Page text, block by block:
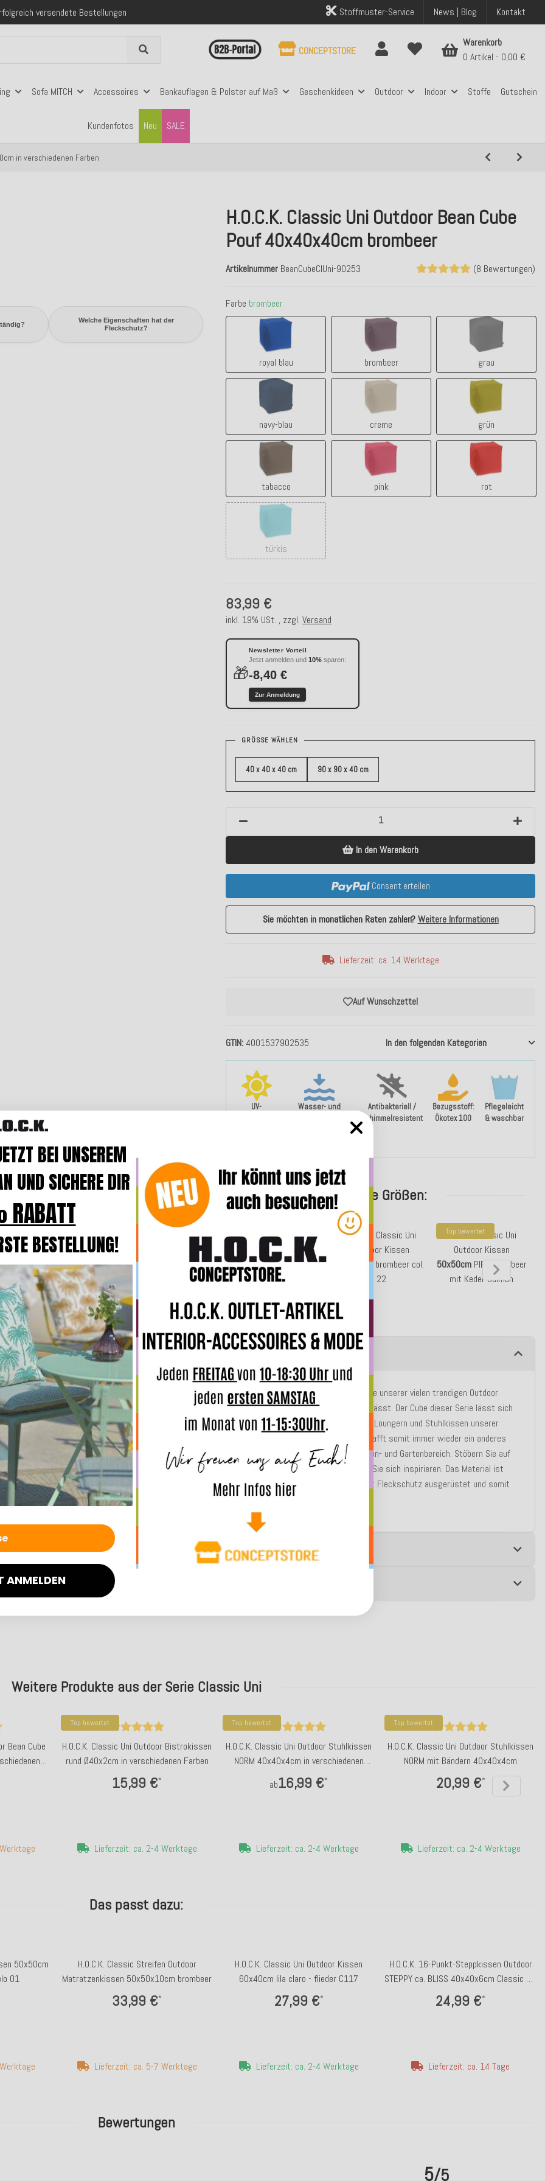
versendete Bestellungen
Klarna, PayPal & Amazon Pay
Stoffmuster-Service News | Blog Kontakt
Sofa MITCH Accessoires Bankauflagen & Polster auf Maß Geschenkideen Outdoor Indoor Stoffe Gutschein
Kundenfotos SALE
Neu
CONCEPTSTORE
Warenkorb
0 Artikel
0,00 €
in verschiedenen Farben
Welche Eigenschaften hat der
Fleckschutz?
H.O.C.K. Classic Uni Outdoor Bean Cube
Pouf 40x40x40cm brombeer
(8 Bewertungen)
Artikelnummer BeanCubeClUni-90253
UV-
Wasser- und
Antibakteriell /
schimmelresistent
Bezugsstoff:
Ökotex 100
Pflegeleicht
& waschbar
GTIN 4001537902535 In den folgenden Kategorien
Farbe brombeer
royal blau
royal blau
brombeer
brombeer
grau
grau
navy-blau
navy-blau
creme
creme
grün
grün
tabacco
tabacco
pink
pink
rot
rot
türkis
türkis
83,99 €
inkl. 19% USt. , zzgl.Versand
🎁
Newsletter Vorteil
Jetzt anmelden und10% sparen:
-8,40 €
Zur Anmeldung
Auf Wunschzettel
GRÖSSE WÄHLEN
40 x 40 x 40 cm 90 x 90 x 40 cm
In den Warenkorb
Consent erteilen
Sie möchten in monatlichen Raten zahlen?Weitere Informationen
Lieferzeit: ca. 14 Werktage
weitere Größen:
H.O.C.K. Classic Uni
Outdoor Sitzkissen
CLOU50x50x5cm
brombeer
H.O.C.K. Classic Uni
Outdoor Kissen
50x30cmbrombeer col.
22
Top bewertet
H.O.C.K. Classic Uni
Outdoor Kissen
50x50cmPIPE brombeer
mit Keder salmon
Beschreibung
Die Outdoor-Serie Classic Uni ist eine unserer vielen trendigen Outdoor
Serien die sich perfekt kombinieren lässt. Der Cube dieser Serie lässt sich
mit vielen Kissen, Matratzenkissen, Loungern und Stuhlkissen unserer
Outdoor-Serien kombinieren und schafft somit immer wieder ein anderes
schönes Ambiente in Ihrem Terrassen- und Gartenbereich. Stöbern Sie auf
unseren
Outdoor-Seiten
und lassen Sie sich inspirieren. Das Material ist
wasserabweisend, lichtecht und mit Fleckschutz ausgerüstet und somit
perfekt für Ihren Outdoor Bereich.
Merkmale
Bewertungen
5/5
Weitere Produkte aus der Serie Classic Uni
Bean Cube
Top bewertet
H.O.C.K. Classic Uni Outdoor Bistrokissen
rund Ø40x2cm in verschiedenen Farben
15,99 €*
Lieferzeit: ca. 2-4 Werktage
Top bewertet
H.O.C.K. Classic Uni Outdoor Stuhlkissen
NORM 40x40x4cm in verschiedenen
Farben
ab16,99 €*
Lieferzeit: ca. 2-4 Werktage
Top bewertet
H.O.C.K. Classic Uni Outdoor Stuhlkissen
NORM mit Bändern 40x40x4cm
20,99 €*
Lieferzeit: ca. 2-4 Werktage
Das passt dazu:
50x50cm
01
H.O.C.K. Classic Streifen Outdoor
Matratzenkissen 50x50x10cm brombeer
33,99 €*
Lieferzeit: ca. 5-7 Werktage
H.O.C.K. Classic Uni Outdoor Kissen
60x40cm lila claro - flieder C117
27,99 €*
Lieferzeit: ca. 2-4 Werktage
H.O.C.K. 16-Punkt-Steppkissen Outdoor
STEPPY ca. BLISS 40x40x6cm Classic uni
brombeer
24,99 €*
Lieferzeit: ca. 14 Tage
BEI UNSEREM
UND SICHERE DIR
BESTELLUNG!
ANMELDEN